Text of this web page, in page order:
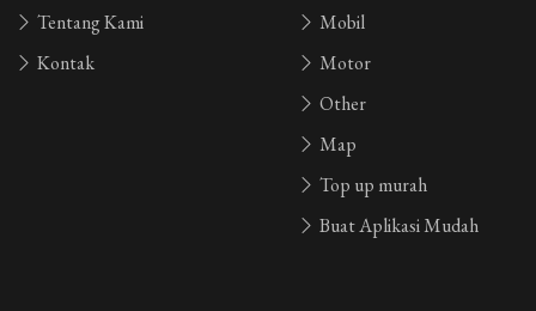
Tentang Kami
Kontak
Mobil
Motor
Other
Map
Top up murah
Buat Aplikasi Mudah